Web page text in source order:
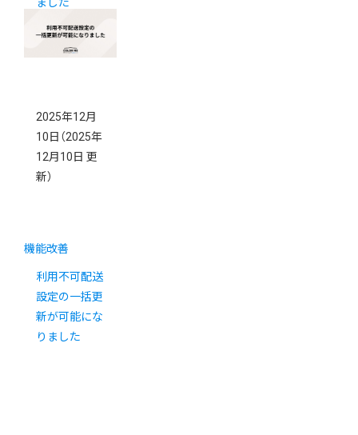
ました
2025年12月
10日 （2025年
12月10日 更
新）
機能改善
利用不可配送
設定の一括更
新が可能にな
りました